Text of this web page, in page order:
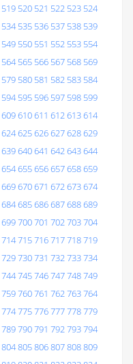
519 520 521 522 523 524
534 535 536 537 538 539
549 550 551 552 553 554
564 565 566 567 568 569
579 580 581 582 583 584
594 595 596 597 598 599
609610611 612613614
624625626627628629
639640641 642643644
654655656657658659
669670671 672673674
684685686687688689
699700701 702703704
714715716717718719
729730731 732733734
744745746747748749
759760761 762763764
774775776777778779
789790791 792793794
804805806807808809